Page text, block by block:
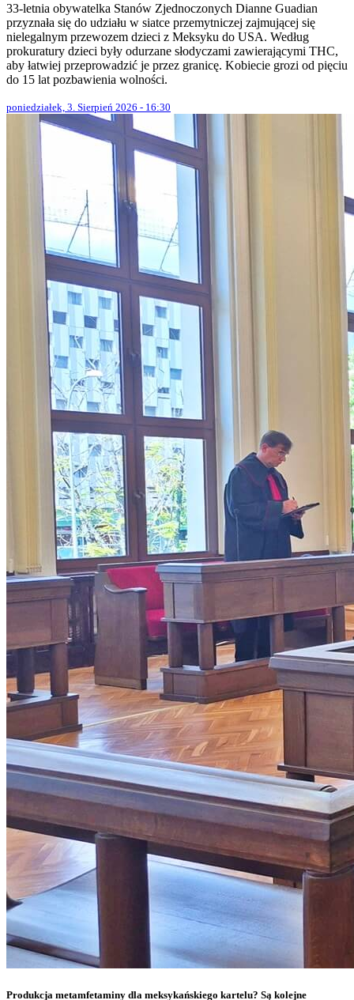
33-letnia obywatelka Stanów Zjednoczonych Dianne Guadian
przyznała się do udziału w siatce przemytniczej zajmującej się
nielegalnym przewozem dzieci z Meksyku do USA. Według
prokuratury dzieci były odurzane słodyczami zawierającymi THC,
aby łatwiej przeprowadzić je przez granicę. Kobiecie grozi od pięciu
do 15 lat pozbawienia wolności.
poniedziałek, 3. Sierpień 2026 - 16:30
Produkcja metamfetaminy dla meksykańskiego kartelu? Są kolejne